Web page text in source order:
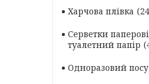
Харчова плівка
24
Серветки
туалетний папір
Одноразовий